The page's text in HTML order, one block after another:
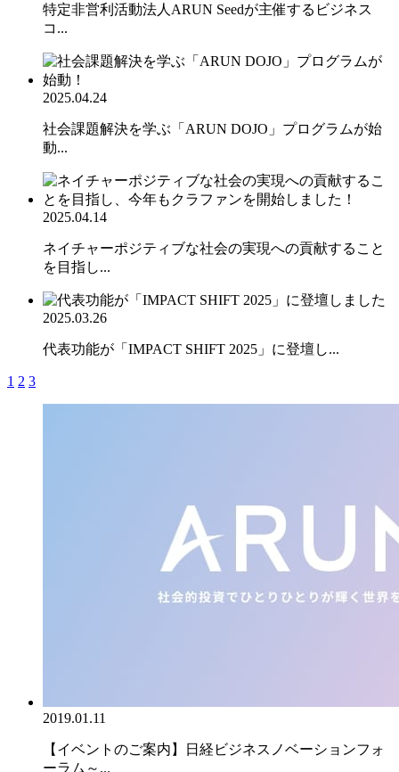
特定非営利活動法人ARUN Seedが主催するビジネス
コ...
2025.04.24
社会課題解決を学ぶ「ARUN DOJO」プログラムが始
動...
2025.04.14
ネイチャーポジティブな社会の実現への貢献すること
を目指し...
2025.03.26
代表功能が「IMPACT SHIFT 2025」に登壇し...
1 2 3
2019.01.11
【イベントのご案内】日経ビジネスノベーションフォ
ーラム～...